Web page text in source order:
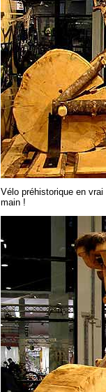
Vélo préhistorique en
main !